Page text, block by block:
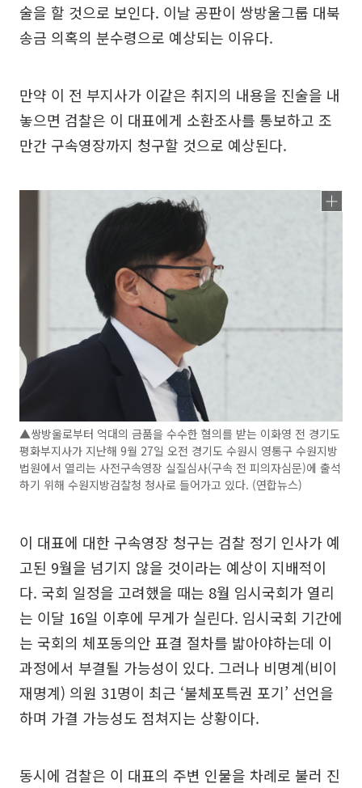
술을 할 것으로 보인다. 이날 공판이 쌍방울그룹 대북
송금 의혹의 분수령으로 예상되는 이유다.
만약 이 전 부지사가 이같은 취지의 내용을 진술을 내
놓으면 검찰은 이 대표에게 소환조사를 통보하고 조
만간 구속영장까지 청구할 것으로 예상된다.
▲쌍방울로부터 억대의 금품을 수수한 혐의를 받는 이화영 전 경기도
평화부지사가 지난해 9월 27일 오전 경기도 수원시 영통구 수원지방
법원에서 열리는 사전구속영장 실질심사(구속 전 피의자심문)에 출석
하기 위해 수원지방검찰청 청사로 들어가고 있다. (연합뉴스)
이 대표에 대한 구속영장 청구는 검찰 정기 인사가 예
고된 9월을 넘기지 않을 것이라는 예상이 지배적이
다. 국회 일정을 고려했을 때는 8월 임시국회가 열리
는 이달 16일 이후에 무게가 실린다. 임시국회 기간에
는 국회의 체포동의안 표결 절차를 밟아야하는데 이
과정에서 부결될 가능성이 있다. 그러나 비명계(비이
재명계) 의원 31명이 최근 ‘불체포특권 포기’ 선언을
하며 가결 가능성도 점쳐지는 상황이다.
동시에 검찰은 이 대표의 주변 인물을 차례로 불러 진